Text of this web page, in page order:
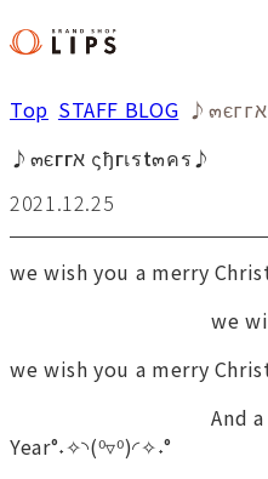
Top STAFF BLOG
♪๓єггא ςђгเรt๓คร♪
2021.12.25
we wish you a merry
we wish you a
we wish you a merry
And a
Year°˖✧◝(⁰▿⁰)◜✧˖°